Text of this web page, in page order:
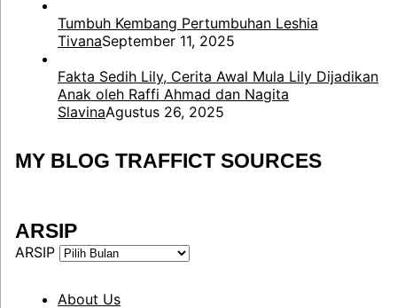
Tumbuh Kembang Pertumbuhan Leshia
TivanaSeptember 11, 2025
Fakta Sedih Lily, Cerita Awal Mula Lily Dijadikan
Anak oleh Raffi Ahmad dan Nagita
SlavinaAgustus 26, 2025
MY BLOG TRAFFICT SOURCES
ARSIP
ARSIP
About Us